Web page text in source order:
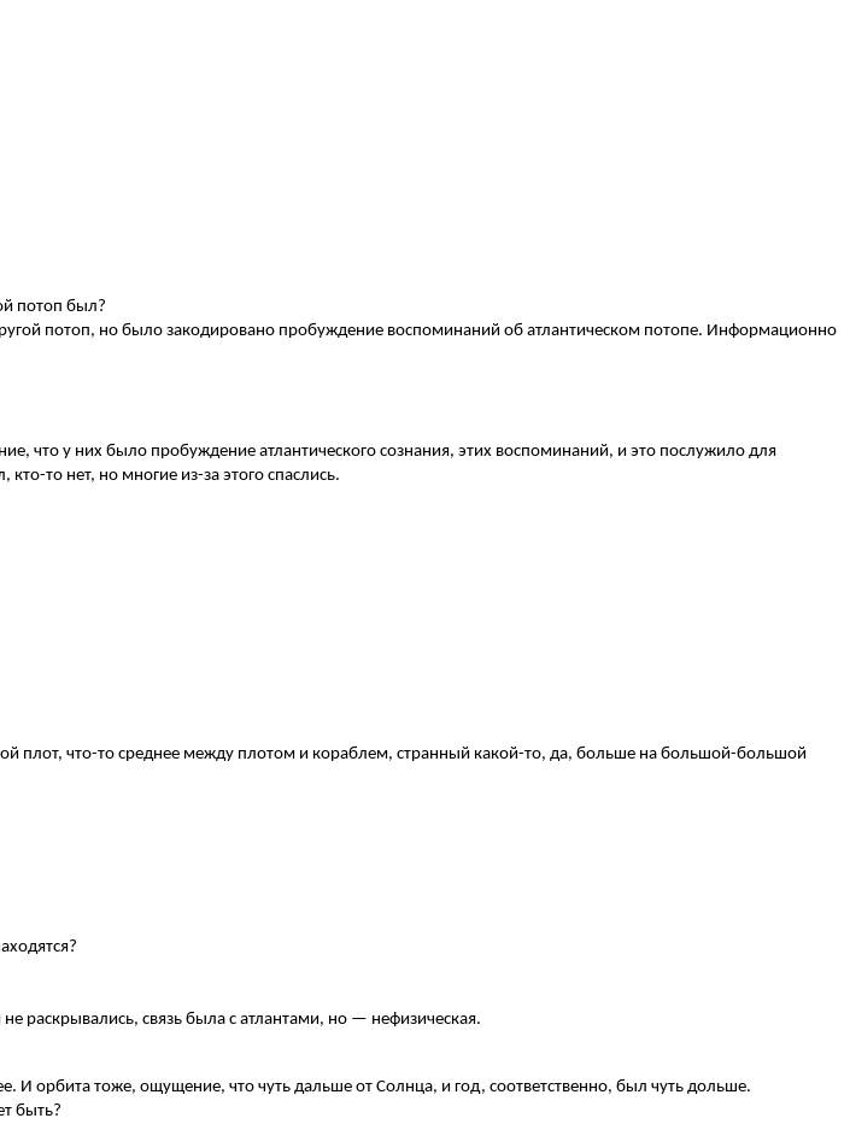
потоп был?
потоп, но было закодировано пробуждение воспоминаний об атлантическом потопе. Информационно
что у них было пробуждение атлантического сознания, этих воспоминаний, и это послужило для
то нет, но многие из-за этого спаслись.
плот, что-то среднее между плотом и кораблем, странный какой-то, да, больше на большой-большой
раскрывались, связь была с атлантами, но — нефизическая.
орбита тоже, ощущение, что чуть дальше от Солнца, и год, соответственно, был чуть дольше.
быть?